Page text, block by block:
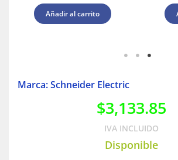
Añadir al carrito
Marca: Schneider Electric
$3,133.85
IVA INCLUIDO
Disponible